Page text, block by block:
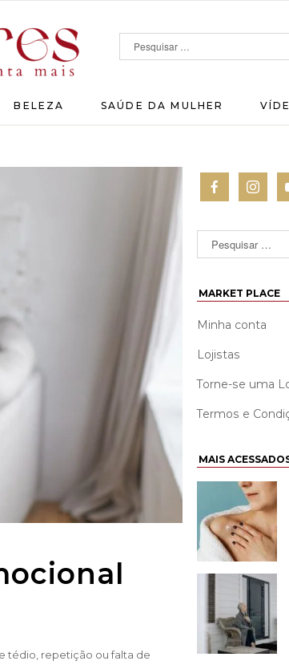
BELEZA SAÚDE DA MULHER
tédio, repetição ou falta de
MARKET PLACE
Minha conta
Lojistas
Torne-se uma
Termos e
MAIS